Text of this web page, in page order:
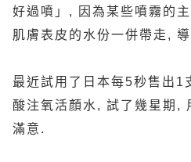
好過噴」, 因為某些噴霧的
肌膚表皮的水份一併帶走,
最近試用了日本每5秒售出
酸注氧活顏水, 試了幾星期,
滿意.